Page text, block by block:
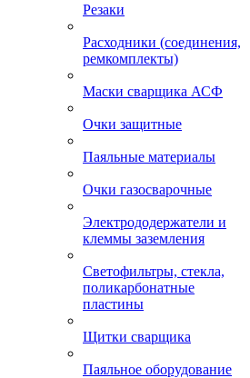
Резаки
Расходники (соединения,
ремкомплекты)
Маски сварщика АСФ
Очки защитные
Паяльные материалы
Очки газосварочные
Электрододержатели и
клеммы заземления
Светофильтры, стекла,
поликарбонатные
пластины
Щитки сварщика
Паяльное оборудование